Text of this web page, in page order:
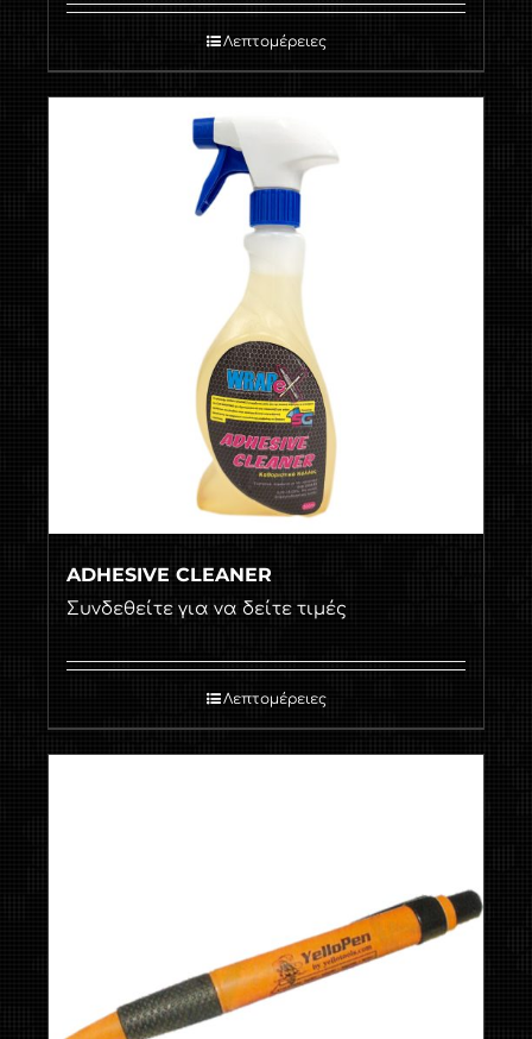
Λεπτομέρειες
ADHESIVE CLEANER
Συνδεθείτε για να δείτε τιμές
Λεπτομέρειες